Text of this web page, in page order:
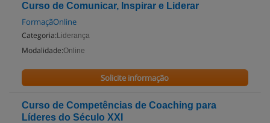
Curso de Comunicar, Inspirar e Liderar
FormaçãOnline
Categoria: Liderança
Modalidade:Online
Solicite informação
Curso de Competências de Coaching para
Líderes do Século XXI